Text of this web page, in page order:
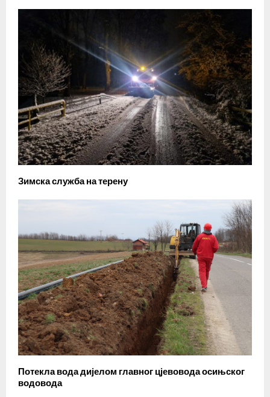
Зимска служба на терену
Потекла вода дијелом главног цјевовода осињског
водовода